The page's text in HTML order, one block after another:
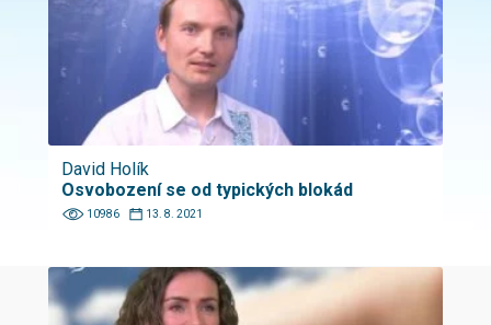
David Holík
Osvobození se od typických blokád
10986 13. 8. 2021